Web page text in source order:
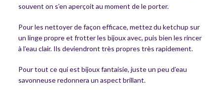
souvent on s’en aperçoit au moment de le porter.
Pour les nettoyer de façon efficace, mettez du ketchup sur
un linge propre et frotter les bijoux avec, puis bien les rincer
à l’eau clair. Ils deviendront très propres très rapidement.
Pour tout ce qui est bijoux fantaisie, juste un peu d’eau
savonneuse redonnera un aspect brillant.